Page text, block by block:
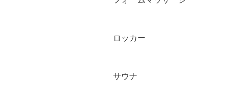
ロッカー
サウナ